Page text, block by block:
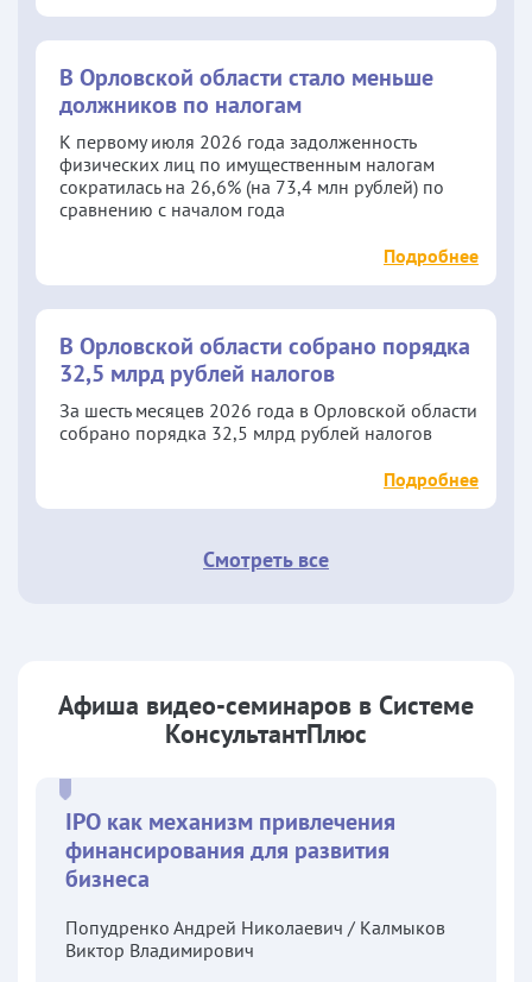
В Орловской области стало меньше
должников по налогам
К первому июля 2026 года задолженность
физических лиц по имущественным налогам
сократилась на 26,6% (на 73,4 млн рублей) по
сравнению с началом года
Подробнее
В Орловской области собрано порядка
32,5 млрд рублей налогов
За шесть месяцев 2026 года в Орловской области
собрано порядка 32,5 млрд рублей налогов
Подробнее
Смотреть все
Афиша видео-семинаров в Системе
КонсультантПлюс
IPO как механизм привлечения
финансирования для развития
бизнеса
Попудренко Андрей Николаевич / Калмыков
Виктор Владимирович